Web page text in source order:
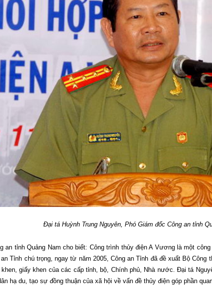
Đại tá Huỳnh Trung Nguyên, Phó Giám đốc Công an tỉnh
an tỉnh Quảng Nam cho biết: Công trình thủy điện A Vương là một
Tỉnh chú trọng, ngay từ năm 2005, Công an Tỉnh đã đề xuất Bộ
giấy khen của các cấp tỉnh, bộ, Chính phủ, Nhà nước. Đại tá
hạ du, tạo sự đồng thuận của xã hội về vấn đề thủy điện góp phần